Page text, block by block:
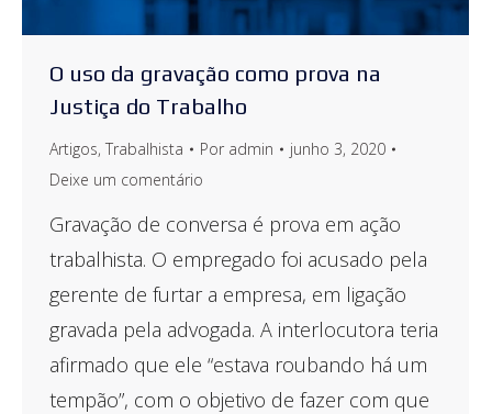
O uso da gravação como prova na
Justiça do Trabalho
Artigos, Trabalhista Por admin
junho 3, 2020
Deixe um comentário
Gravação de conversa é prova em ação
trabalhista. O empregado foi acusado pela
gerente de furtar a empresa, em ligação
gravada pela advogada. A interlocutora teria
afirmado que ele “estava roubando há um
tempão”, com o objetivo de fazer com que